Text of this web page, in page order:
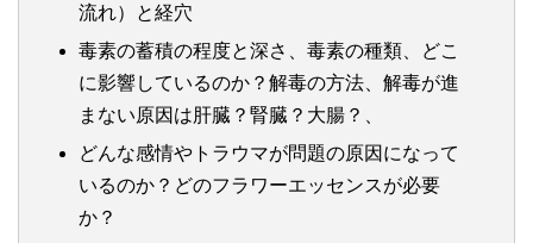
流れ）と経穴
毒素の蓄積の程度と深さ、毒素の種類、どこ
に影響しているのか？解毒の方法、解毒が進
まない原因は肝臓？腎臓？大腸？、
どんな感情やトラウマが問題の原因になって
いるのか？どのフラワーエッセンスが必要
か？